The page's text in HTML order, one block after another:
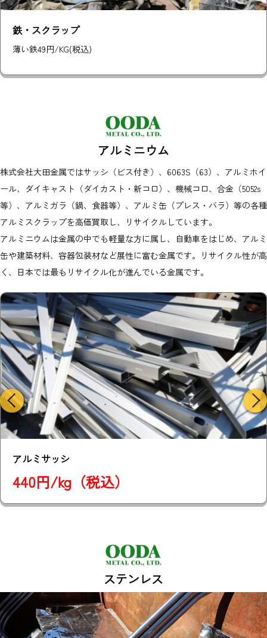
鉄板
70円/kg（税込）
アルミニウム
株式会社大田金属ではサッシ（ビス付き）、6063S（63）、アルミホイ
ール、ダイキャスト（ダイカスト・新コロ）、機械コロ、合金（5052s
等）、アルミガラ（鍋、食器等）、アルミ缶（プレス・バラ）等の各種
アルミスクラップを高価買取し、リサイクルしています。
アルミニウムは金属の中でも軽量な方に属し、自動車をはじめ、アルミ
缶や建築材料、容器包装材など展性に富む金属です。リサイクル性が高
く、日本では最もリサイクル化が進んでいる金属です。
アルミ ビス付
380円/kg（税込）
ステンレス